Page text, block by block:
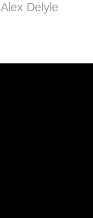
Alex Delyle